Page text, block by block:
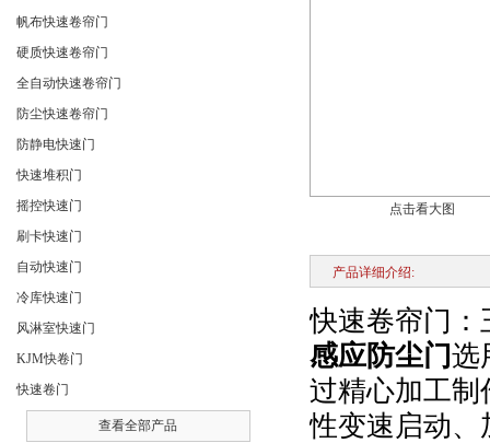
点击看大图
产品详细介绍:
快速卷帘门：
感应防尘门选
过精心加工制
性变速启动、
帆布快速卷帘门
硬质快速卷帘门
全自动快速卷帘门
防尘快速卷帘门
防静电快速门
快速堆积门
摇控快速门
刷卡快速门
自动快速门
冷库快速门
风淋室快速门
KJM快卷门
快速卷门
查看全部产品